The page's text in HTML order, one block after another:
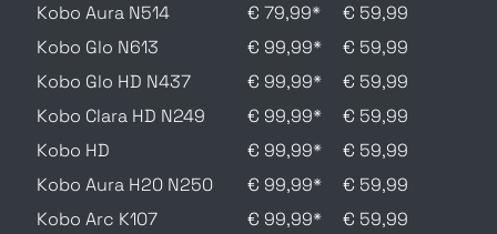
Kobo Aura N514
€ 79,99*
€ 59,99
Kobo Glo N613
€ 99,99*
€ 59,99
Kobo Glo HD N437
€ 99,99*
€ 59,99
Kobo Clara HD N249
€ 99,99*
€ 59,99
Kobo HD
€ 99,99*
€ 59,99
Kobo Aura H20 N250
€ 99,99*
€ 59,99
Kobo Arc K107
€ 99,99*
€ 59,99